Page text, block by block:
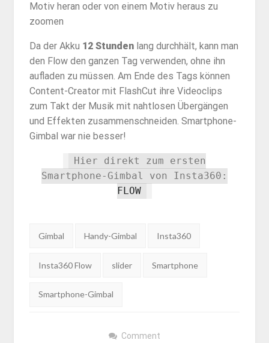
Motiv heran oder von einem Motiv heraus zu
zoomen
Da der Akku 12 Stundenlang durchhält, kann man
den Flow den ganzen Tag verwenden, ohne ihn
aufladen zu müssen. Am Ende des Tags können
Content-Creator mit FlashCut ihre Videoclips
zum Takt der Musik mit nahtlosen Übergängen
und Effekten zusammenschneiden. Smartphone-
Gimbal war nie besser!
Hier direkt zum ersten
Smartphone-Gimbal von Insta360:
FLOW
Tags:
Gimbal Handy-Gimbal Insta360
Insta360 Flow slider Smartphone
Smartphone-Gimbal
Comment